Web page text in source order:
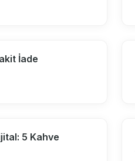
İade
5 Kahve